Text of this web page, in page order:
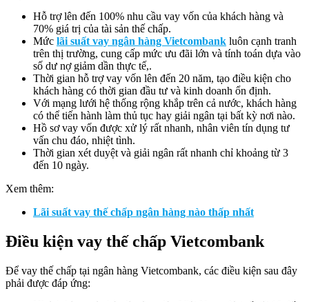
Hỗ trợ lên đến 100% nhu cầu vay vốn của khách hàng và
70% giá trị của tài sản thế chấp.
Mức lãi suất vay ngân hàng Vietcombank luôn cạnh tranh
trên thị trường, cung cấp mức ưu đãi lớn và tính toán dựa vào
số dư nợ giảm dần thực tế,.
Thời gian hỗ trợ vay vốn lên đến 20 năm, tạo điều kiện cho
khách hàng có thời gian đầu tư và kinh doanh ổn định.
Với mạng lưới hệ thống rộng khắp trên cả nước, khách hàng
có thể tiến hành làm thủ tục hay giải ngân tại bất kỳ nơi nào.
Hồ sơ vay vốn được xử lý rất nhanh, nhân viên tín dụng tư
vấn chu đáo, nhiệt tình.
Thời gian xét duyệt và giải ngân rất nhanh chỉ khoảng từ 3
đến 10 ngày.
Xem thêm:
Lãi suất vay thế chấp ngân hàng nào thấp nhất
Điều kiện vay thế chấp Vietcombank
Để vay thế chấp tại ngân hàng Vietcombank, các điều kiện sau đây
phải được đáp ứng: